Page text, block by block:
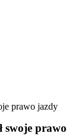
prawo jazdy
swoje prawo